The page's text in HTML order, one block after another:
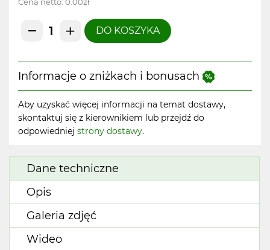
DO KOSZYKA
Informacje o zniżkach i bonusach
Aby uzyskać więcej informacji na temat dostawy,
skontaktuj się z kierownikiem lub przejdź do
odpowiedniej strony dostawy.
Dane techniczne
Opis
Galeria zdjęć
Wideo